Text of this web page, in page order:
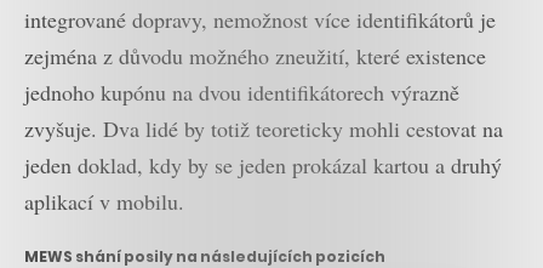
integrované dopravy, nemožnost více identifikátorů je
zejména z důvodu možného zneužití, které existence
jednoho kupónu na dvou identifikátorech výrazně
zvyšuje. Dva lidé by totiž teoreticky mohli cestovat na
jeden doklad, kdy by se jeden prokázal kartou a druhý
aplikací v mobilu.
MEWS shání posily na následujících pozicích